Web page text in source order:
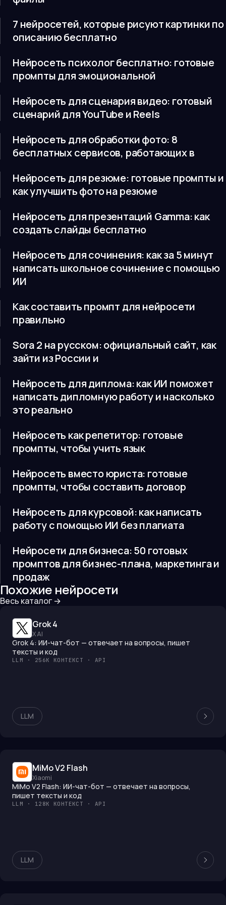
7 нейросетей, которые рисуют картинки по
описанию бесплатно
Нейросеть психолог бесплатно: готовые
промпты для эмоциональной
Нейросеть для сценария видео: готовый
сценарий для YouTube и Reels
Нейросеть для обработки фото: 8
бесплатных сервисов, работающих в
Нейросеть для резюме: готовые промпты и
как улучшить фото на резюме
Нейросеть для презентаций Gamma: как
создать слайды бесплатно
Нейросеть для сочинения: как за 5 минут
написать школьное сочинение с помощью
ИИ
Как составить промпт для нейросети
правильно
Sora 2 на русском: официальный сайт, как
зайти из России и
Нейросеть для диплома: как ИИ поможет
написать дипломную работу и насколько
это реально
Нейросеть как репетитор: готовые
промпты, чтобы учить язык
Нейросеть вместо юриста: готовые
промпты, чтобы составить договор
Нейросеть для курсовой: как написать
работу с помощью ИИ без плагиата
Нейросети для бизнеса: 50 готовых
промптов для бизнес-плана, маркетинга и
продаж
Похожие нейросети
Весь каталог →
Grok 4
X AI
Grok 4: ИИ-чат-бот — отвечает на вопросы, пишет
тексты и код
LLM · 256K КОНТЕКСТ · API
LLM
MiMo V2 Flash
Xiaomi
MiMo V2 Flash: ИИ-чат-бот — отвечает на вопросы,
пишет тексты и код
LLM · 128K КОНТЕКСТ · API
LLM